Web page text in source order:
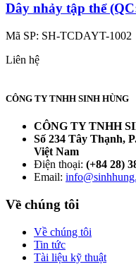
Dây nhảy tập thể
Mã SP: SH-TCDAYT-1002
Liên hệ
CÔNG TY TNHH SINH HÙNG
CÔNG TY TNHH
Số 234 Tây Thạnh,
Việt Nam
Điện thoại: (+84 28)
Email:
Về chúng tôi
Về chúng tôi
Tin tức
Tài liệu kỹ thuật